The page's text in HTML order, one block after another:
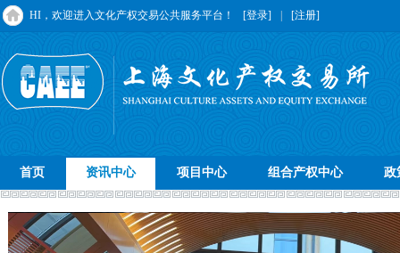
HI，欢迎进入文化产权交易公共服务平台！ [登录] [注册]
首页 资讯中心 项目中心 组合产权中心 政